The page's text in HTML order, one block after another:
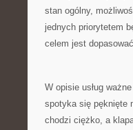
stan ogólny,
jednych priorytetem
celem jest
W opisie usług
spotyka się pęknięte
chodzi ciężko, a